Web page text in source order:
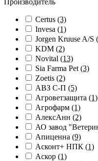
Производитель
Certus (3)
Invesa (1)
Jorgen Kruuse A/S
KDM (2)
Novital (13)
Sia Farma Pet (3)
Zoetis (2)
АВЗ С-П (5)
Агроветзащита (1)
Агрофарм (1)
АлексАнн (2)
АО завод
Апиценна (9)
Асконт+ НПК (1)
Аскор (1)